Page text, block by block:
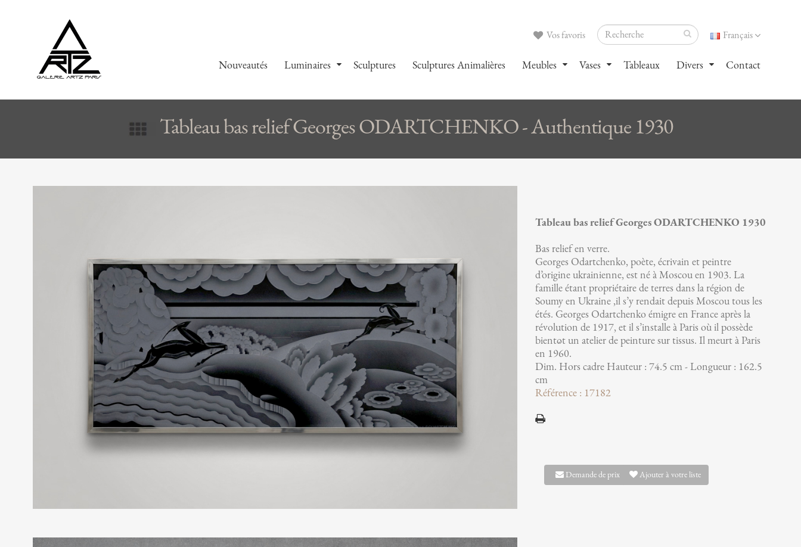
Français
Vos favoris
Nouveautés Luminaires Sculptures Sculptures Animalières Meubles Vases Tableaux Divers Contact
Tableau bas relief Georges ODARTCHENKO - Authentique 1930
Tableau bas relief Georges ODARTCHENKO 1930
Bas relief en verre.
Georges Odartchenko, poète, écrivain et peintre
d’origine ukrainienne, est né à Moscou en 1903. La
famille étant propriétaire de terres dans la région de
Soumy en Ukraine ,il s’y rendait depuis Moscou tous les
étés. Georges Odartchenko émigre en France après la
révolution de 1917, et il s’installe à Paris où il possède
bientôt un atelier de peinture sur tissus. Il meurt à Paris
en 1960.
Dim. Hors cadre Hauteur : 74.5 cm - Longueur : 162.5
cm
Référence : 17182
Demande de prix Ajouter à votre liste